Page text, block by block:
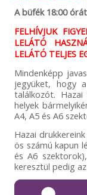
A büfék 18:00
FELHÍVJUK
LELÁTÓ
LELÁTÓ TELJES
Mindenképp
jegyüket, hogy
találkozót.
helyek
A4, A5 és A6
Hazai
ös számú kapun
és A6
keresztül pedig